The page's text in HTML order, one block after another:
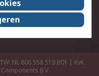
bij RS
NL 806 558 519.B01 | KvK
Components B.V.